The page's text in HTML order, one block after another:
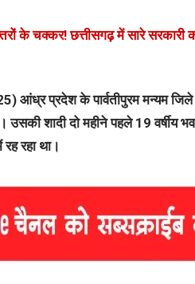
के चक्कर! छत्तीसगढ़ में सारे
आंध्र प्रदेश के पार्वतीपुरम मन्यम जिले
शादी दो महीने पहले 19 वर्षीय
रहा था।